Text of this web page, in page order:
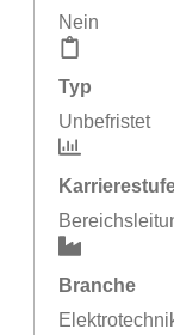
Nein
Typ
Unbefristet
Branche